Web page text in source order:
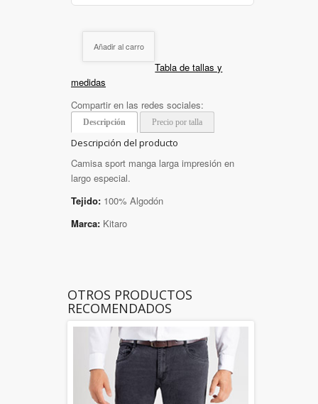
Añadir al carro
Tabla de tallas y
medidas
Compartir en las redes sociales:
Descripción Precio por talla
Descripción del producto
Camisa sport manga larga impresión en
largo especial.
Tejido: 100% Algodón
Marca: Kitaro
OTROS PRODUCTOS
RECOMENDADOS